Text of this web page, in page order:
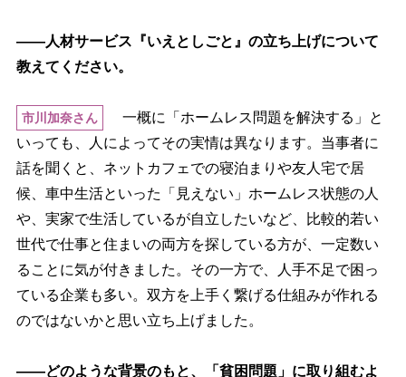
――人材サービス『いえとしごと』の立ち上げについて
教えてください。
市川加奈さん
一概に「ホームレス問題を解決する」と
いっても、人によってその実情は異なります。当事者に
話を聞くと、ネットカフェでの寝泊まりや友人宅で居
候、車中生活といった「見えない」ホームレス状態の人
、実家で生活しているが自立したいなど、比較的若い
世代で仕事と住まいの両方を探している方が、一定数い
ることに気が付きました。その一方で、人手不足で困っ
ている企業も多い。双方を上手く繋げる仕組みが作れる
のではないかと思い立ち上げました。
――どのような背景のもと、「貧困問題」に取り組むよ